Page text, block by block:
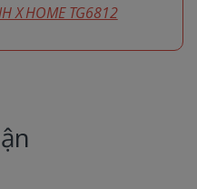
X HOME TG6812